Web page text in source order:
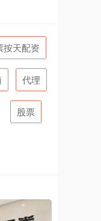
按天配资
代理
股票